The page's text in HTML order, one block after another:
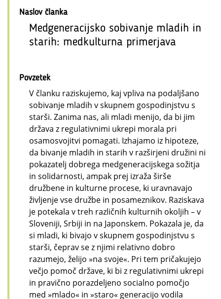
Naslov članka
Medgeneracijsko sobivanje mladih in
starih: medkulturna primerjava
Povzetek
V članku raziskujemo, kaj vpliva na podaljšano
sobivanje mladih v skupnem gospodinjstvu s
starši. Zanima nas, ali mladi menijo, da bi jim
država z regulativnimi ukrepi morala pri
osamosvojitvi pomagati. Izhajamo iz hipoteze,
da bivanje mladih in starih v razširjeni družini ni
pokazatelj dobrega medgeneracijskega sožitja
in solidarnosti, ampak prej izraža širše
družbene in kulturne procese, ki uravnavajo
življenje vse družbe in posameznikov. Raziskava
je potekala v treh različnih kulturnih okoljih – v
Sloveniji, Srbiji in na Japonskem. Pokazala je, da
si mladi, ki bivajo v skupnem gospodinjstvu s
starši, čeprav se z njimi relativno dobro
razumejo, želijo »na svoje«. Pri tem pričakujejo
večjo pomoč države, ki bi z regulativnimi ukrepi
in pravično porazdeljeno socialno pomočjo
med »mlado« in »staro« generacijo vodila